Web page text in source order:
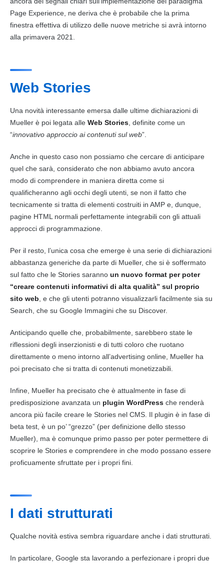
Page Experience, ne deriva che è probabile che la prima
finestra effettiva di utilizzo delle nuove metriche si avrà intorno
alla primavera 2021.
Web Stories
Una novità interessante emersa dalle ultime dichiarazioni di
Mueller è poi legata alle Web Stories , definite come un
“innovativo approccio ai contenuti sulweb”.
Anche in questo caso non possiamo che cercare di anticipare
quel che sarà, considerato che non abbiamo avuto ancora
modo di comprendere in maniera diretta come si
qualificheranno agli occhi degli utenti, se non il fatto che
tecnicamente si tratta di elementi costruiti in AMP e, dunque,
pagine HTML normali perfettamente integrabili con gli attuali
approcci di programmazione.
Per il resto, l’unica cosa che emerge è una serie di dichiarazioni
abbastanza generiche da parte di Mueller, che si è soffermato
sul fatto che le Stories saranno un nuovo format per poter
“creare contenuti informativi di alta qualità” sul proprio
sito web , e che gli utenti potranno visualizzarli facilmente sia su
Search, che su Google Immagini che su Discover.
Anticipando quelle che, probabilmente, sarebbero state le
riflessioni degli inserzionisti e di tutti coloro che ruotano
direttamente o meno intorno all’advertising online, Mueller ha
poi precisato che si tratta di contenuti monetizzabili.
Infine, Mueller ha precisato che è attualmente in fase di
predisposizione avanzata un plugin WordPress che renderà
ancora più facile creare le Stories nel CMS . Il plugin è in fase di
beta test, è un po’ “grezzo” (per definizione dello stesso
Mueller), ma è comunque primo passo per poter permettere di
scoprire le Stories e comprendere in che modo possano essere
proficuamente sfruttate per i propri fini.
I dati strutturati
Qualche novità estiva sembra riguardare anche i dati strutturati.
In particolare, Google sta lavorando a perfezionare i propri due